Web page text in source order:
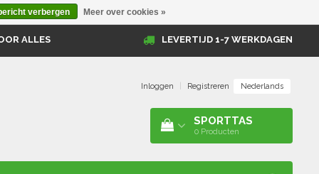
ALLES LEVERTIJD 1-7 WERKDAGEN
Inloggen Registreren Nederlands
SPORTTAS
0 Producten
verbergen Meer over cookies »